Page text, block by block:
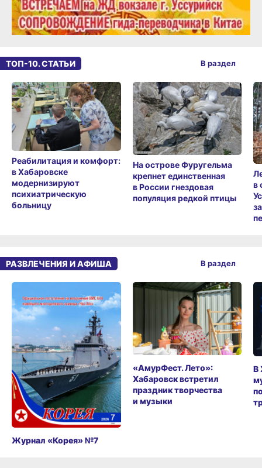
ТОП-10. СТАТЬИ
Реабилитация и комфорт:
в Хабаровске
модернизируют
психиатрическую
больницу
На острове Фуругельма
крепнет единственная
в России гнездовая
популяция редкой птицы
в
В раздел
РАЗВЛЕЧЕНИЯ И АФИША
Журнал «Корея» №7
«АмурФест. Лето»:
Хабаровск встретил
праздник творчества
и музыки
В
В раздел